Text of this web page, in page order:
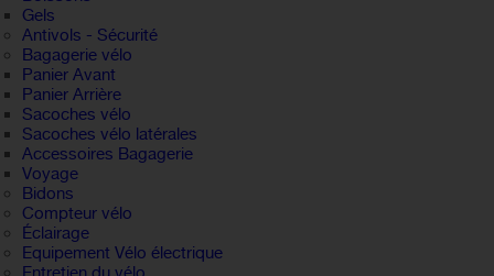
Gels
Antivols - Sécurité
Bagagerie vélo
Panier Avant
Panier Arrière
Sacoches vélo
Sacoches vélo latérales
Accessoires Bagagerie
Voyage
Bidons
Compteur vélo
Éclairage
Equipement Vélo électrique